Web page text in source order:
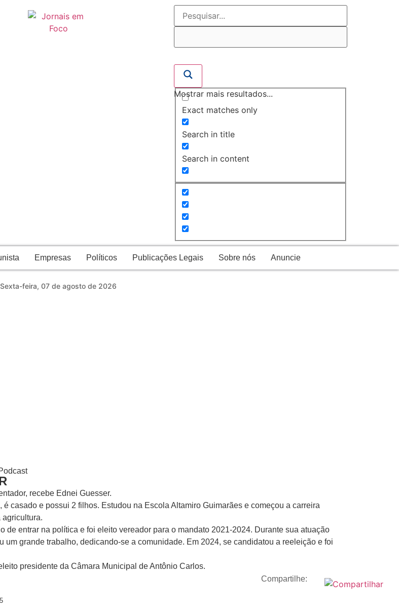
Mostrar mais resultados...
Exact matches only
Search in title
Search in content
Empresas Políticos Publicações Legais Sobre nós Anuncie
Sexta-feira, 07 de agosto de 2026
recebe Ednei Guesser.
é casado e possui 2 filhos. Estudou na Escola Altamiro Guimarães e começou a carreira
agricultura.
de entrar na política e foi eleito vereador para o mandato 2021-2024. Durante sua atuação
um grande trabalho, dedicando-se a comunidade. Em 2024, se candidatou a reeleição e foi
presidente da Câmara Municipal de Antônio Carlos.
Compartilhe: